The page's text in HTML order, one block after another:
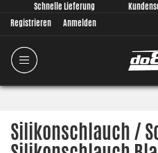
Schnelle Lieferung
Registrieren
Anmelden
Silikonschlauch /